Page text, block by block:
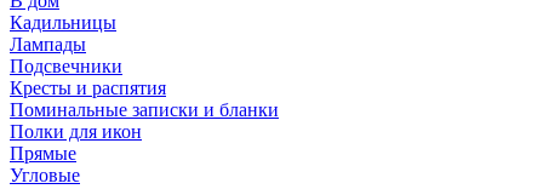
Кадильницы
Лампады
Подсвечники
Кресты и распятия
Поминальные записки и бланки
Полки для икон
Прямые
Угловые